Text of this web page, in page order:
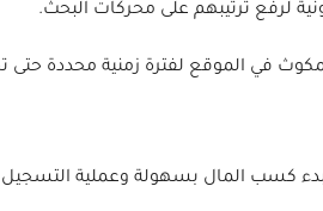
لرفع ترتيبهم على محركات البحث.
في الموقع لفترة زمنية محددة
كسب المال بسهولة وعملية